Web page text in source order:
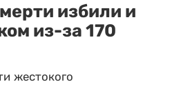
избили и
из-за 170
жестокого